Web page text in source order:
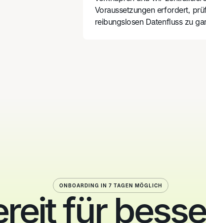
Voraussetzungen erfordert,
reibungslosen Datenfluss zu
ONBOARDING IN 7 TAGEN MÖGLICH
für